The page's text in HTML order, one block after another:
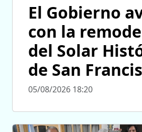
El Gobierno
con la
del Solar
de San
05/08/2026 18:20